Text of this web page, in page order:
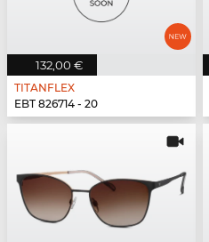
132,00 €
TITANFLEX
EBT 826714 - 20